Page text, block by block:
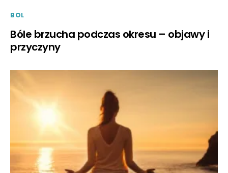
BOL
Bóle brzucha podczas okresu – objawy i
przyczyny